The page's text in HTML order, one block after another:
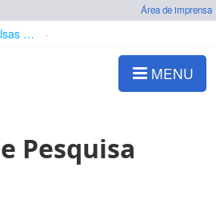
Área de imprensa
Bolsas e Auxílios Vigentes
MENU
Pesquisa